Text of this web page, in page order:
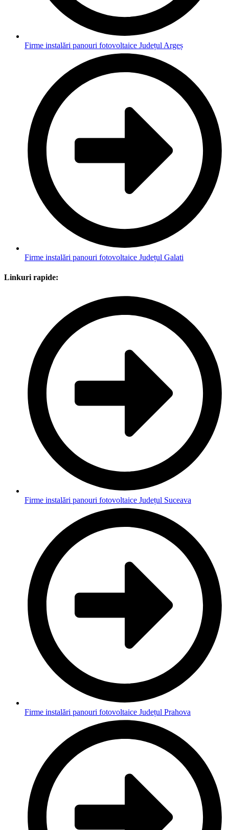
Firme instalări panouri fotovoltaice Județul Argeș
Firme instalări panouri fotovoltaice Județul Galati
Linkuri rapide:
Firme instalări panouri fotovoltaice Județul Suceava
Firme instalări panouri fotovoltaice Județul Prahova